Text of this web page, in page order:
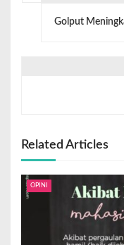
Golput
Related Articles
OPINI